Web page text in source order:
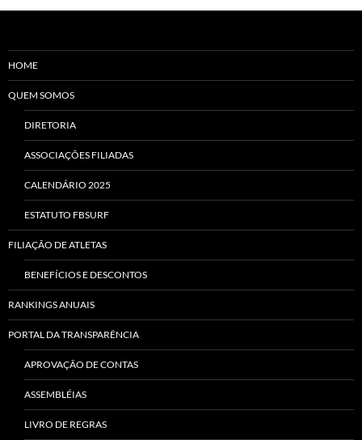
HOME
QUEM SOMOS
DIRETORIA
ASSOCIAÇÕES FILIADAS
CALENDÁRIO 2025
ESTATUTO FBSURF
FILIAÇÃO DE ATLETAS
BENEFÍCIOS E DESCONTOS
RANKINGS ANUAIS
PORTAL DA TRANSPARÊNCIA
APROVAÇÃO DE CONTAS
ASSEMBLÉIAS
LIVRO DE REGRAS